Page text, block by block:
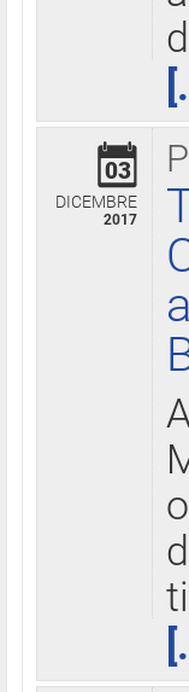
03
DICEMBRE
2017